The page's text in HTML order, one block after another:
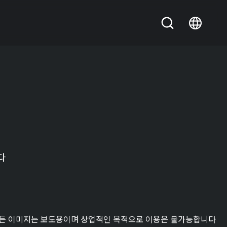
이미지는 보도용이며 상업적인 목적으로 이용은 불가능합니다